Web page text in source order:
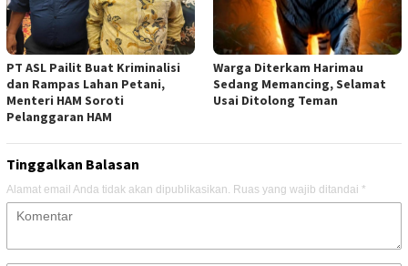
PT ASL Pailit Buat Kriminalisi
dan Rampas Lahan Petani,
Menteri HAM Soroti
Pelanggaran HAM
Warga Diterkam Harimau
Sedang Memancing, Selamat
Usai Ditolong Teman
Tinggalkan Balasan
Alamat email Anda tidak akan dipublikasikan. Ruas yang wajib ditandai *